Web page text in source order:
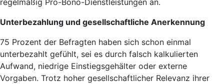
Unterbezahlung und gesellschaftliche Anerkennung
75 Prozent der Befragten haben sich schon einmal
unterbezahlt gefühlt, sei es durch falsch kalkulierten
Aufwand, niedrige Einstiegsgehälter oder externe
Vorgaben. Trotz hoher gesellschaftlicher Relevanz ihrer